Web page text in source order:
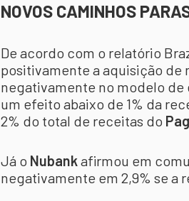
NOVOS CAMINHOS
De acordo com o relatório
positivamente a aquisição de
negativamente no modelo de
um efeito abaixo de 1% da
2% do total de receitas do
Já o Nubankafirmou em
negativamente em 2,9% se a